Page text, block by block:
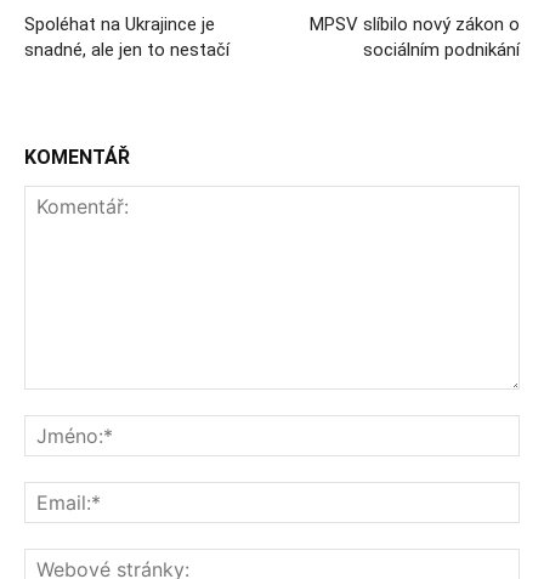
Spoléhat na Ukrajince je
snadné, ale jen to nestačí
MPSV slíbilo nový zákon o
sociálním podnikání
KOMENTÁŘ